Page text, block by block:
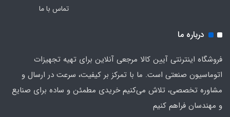
تماس با ما
درباره ما
فروشگاه اینترنتی آیین کالا مرجعی آنلاین برای تهیه تجهیزات
اتوماسیون صنعتی است. ما با تمرکز بر کیفیت، سرعت در ارسال و
مشاوره تخصصی، تلاش می‌کنیم خریدی مطمئن و ساده برای صنایع
و مهندسان فراهم کنیم